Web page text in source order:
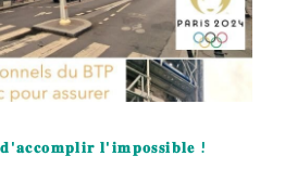
𝐝'𝐚𝐜𝐜𝐨𝐦𝐩𝐥𝐢𝐫 𝐥'𝐢𝐦𝐩𝐨𝐬𝐬𝐢𝐛𝐥𝐞 !